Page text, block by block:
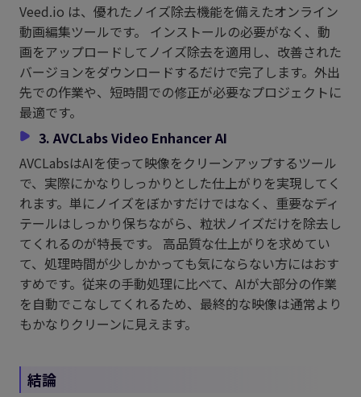
Veed.io は、優れたノイズ除去機能を備えたオンライン
動画編集ツールです。 インストールの必要がなく、動
画をアップロードしてノイズ除去を適用し、改善された
バージョンをダウンロードするだけで完了します。外出
先での作業や、短時間での修正が必要なプロジェクトに
最適です。
3. AVCLabs Video Enhancer AI
AVCLabsはAIを使って映像をクリーンアップするツール
で、実際にかなりしっかりとした仕上がりを実現してく
れます。単にノイズをぼかすだけではなく、重要なディ
テールはしっかり保ちながら、粒状ノイズだけを除去し
てくれるのが特長です。 高品質な仕上がりを求めてい
て、処理時間が少しかかっても気にならない方にはおす
すめです。従来の手動処理に比べて、AIが大部分の作業
を自動でこなしてくれるため、最終的な映像は通常より
もかなりクリーンに見えます。
結論